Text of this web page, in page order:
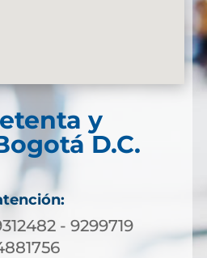
y
D.C.
- 9299719